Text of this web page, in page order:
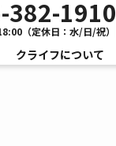
382-1910
（定休日：水/日/祝）
クライフについて